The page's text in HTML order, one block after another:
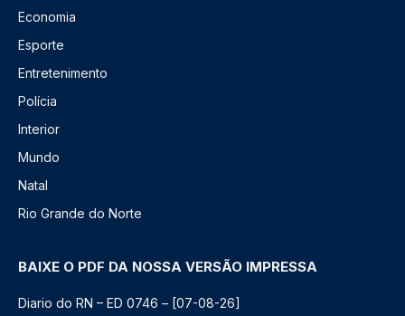
Economia
Esporte
Entretenimento
Polícia
Interior
Mundo
Natal
Rio Grande do Norte
BAIXE O PDF DA NOSSA VERSÃO IMPRESSA
Diario do RN – ED 0746 – [07-08-26]